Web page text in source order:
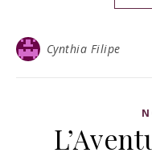
Cynthia Filipe